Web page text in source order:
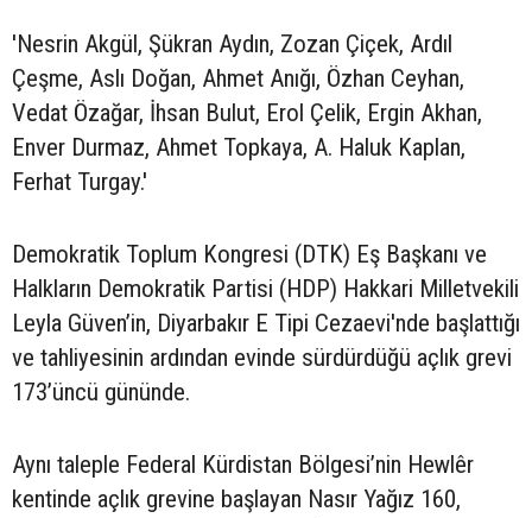
'Nesrin Akgül, Şükran Aydın, Zozan Çiçek, Ardıl
Çeşme, Aslı Doğan, Ahmet Anığı, Özhan Ceyhan,
Vedat Özağar, İhsan Bulut, Erol Çelik, Ergin Akhan,
Enver Durmaz, Ahmet Topkaya, A. Haluk Kaplan,
Ferhat Turgay.'
Demokratik Toplum Kongresi (DTK) Eş Başkanı ve
Halkların Demokratik Partisi (HDP) Hakkari Milletvekili
Leyla Güven’in, Diyarbakır E Tipi Cezaevi'nde başlattığı
ve tahliyesinin ardından evinde sürdürdüğü açlık grevi
173’üncü gününde.
Aynı taleple Federal Kürdistan Bölgesi’nin Hewlêr
kentinde açlık grevine başlayan Nasır Yağız 160,